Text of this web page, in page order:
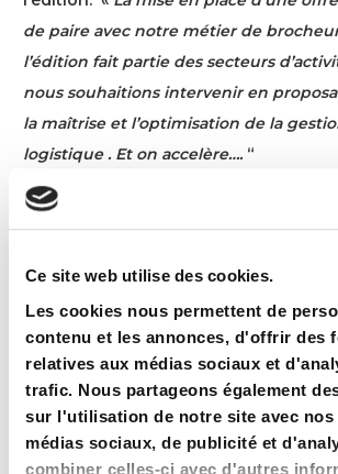
Ce site web utilise des cookies.
Les cookies nous permettent de
contenu et les annonces, d'offrir des
relatives aux médias sociaux et
trafic. Nous partageons également
sur l'utilisation de notre site avec nos
médias sociaux, de publicité et
combiner celles-ci avec d'autres
de paire avec notre métier de
l’édition fait partie des secteurs
nous souhaitions intervenir en
la maîtrise et l’optimisation de la
logistique . Et on accelère….“
BROCHEX finalise la mise en place
Web to log “.
avec les e-shops de nos clients pour
différents flux”. Importation de leur
produits, stocks en temps réels sur
importation automatique de leurs
naturellement la mise à jour du statut
BROCHEX RÉ-INVESTIT SUR LE